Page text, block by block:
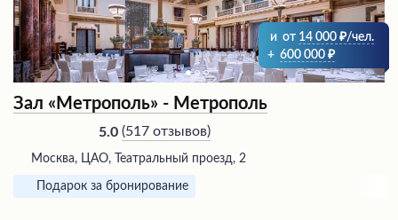
и от 14 000
/чел.
+ 600 000
Зал «Метрополь» - Метрополь
5.0 (517 отзывов)
Москва, ЦАО, Театральный проезд, 2
Подарок за бронирование